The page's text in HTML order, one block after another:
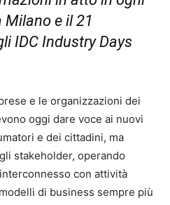
Milano e il 21
IDC Industry Days
e le organizzazioni dei
oggi dare voce ai nuovi
e dei cittadini, ma
stakeholder, operando
con attività
di business sempre più